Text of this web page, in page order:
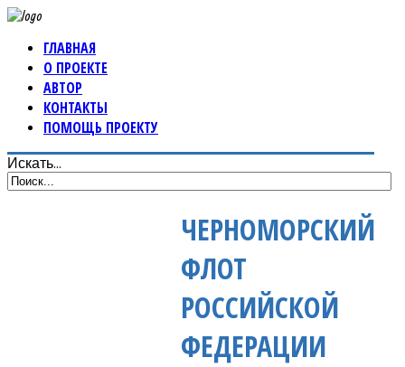
ГЛАВНАЯ
О ПРОЕКТЕ
АВТОР
КОНТАКТЫ
ПОМОЩЬ ПРОЕКТУ
Искать...
ЧЕРНОМОРСКИЙ
ФЛОТ
РОССИЙСКОЙ
ФЕДЕРАЦИИ